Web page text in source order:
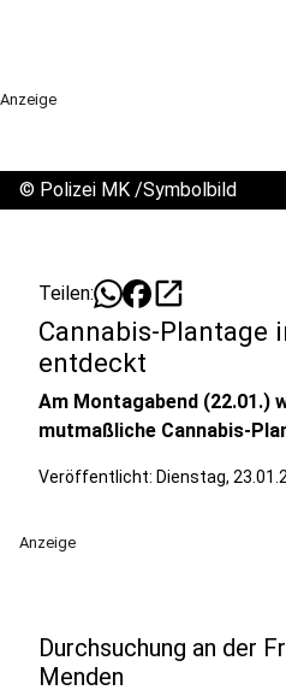
Anzeige
© Polizei MK /Symbolbild
Teilen: open_in_new
Cannabis-Plantage
entdeckt
Am Montagabend (22.01.)
mutmaßliche Cannabis-
Veröffentlicht: Dienstag,
Anzeige
Durchsuchung an der
Menden